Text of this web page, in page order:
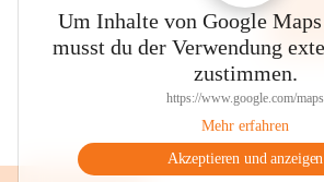
Um Inhalte von Google
musst du der Verwendung
zustimmen.
https://www.google.com/maps
Mehr erfahren
Akzeptieren und anzeigen